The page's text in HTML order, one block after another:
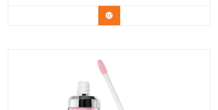
Zobacz